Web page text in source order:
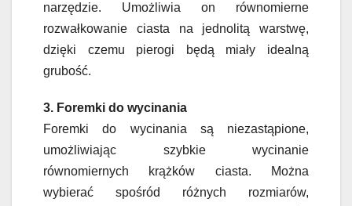
narzędzie. Umożliwia on równomierne
rozwałkowanie ciasta na jednolitą warstwę,
dzięki czemu pierogi będą miały idealną
grubość.
3. Foremki do wycinania
Foremki do wycinania są niezastąpione,
umożliwiając szybkie wycinanie
równomiernych krążków ciasta. Można
wybierać spośród różnych rozmiarów,